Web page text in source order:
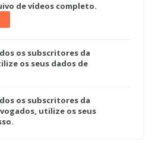
de vídeos completo.
os subscritores da
os seus dados de
os subscritores da
utilize os seus